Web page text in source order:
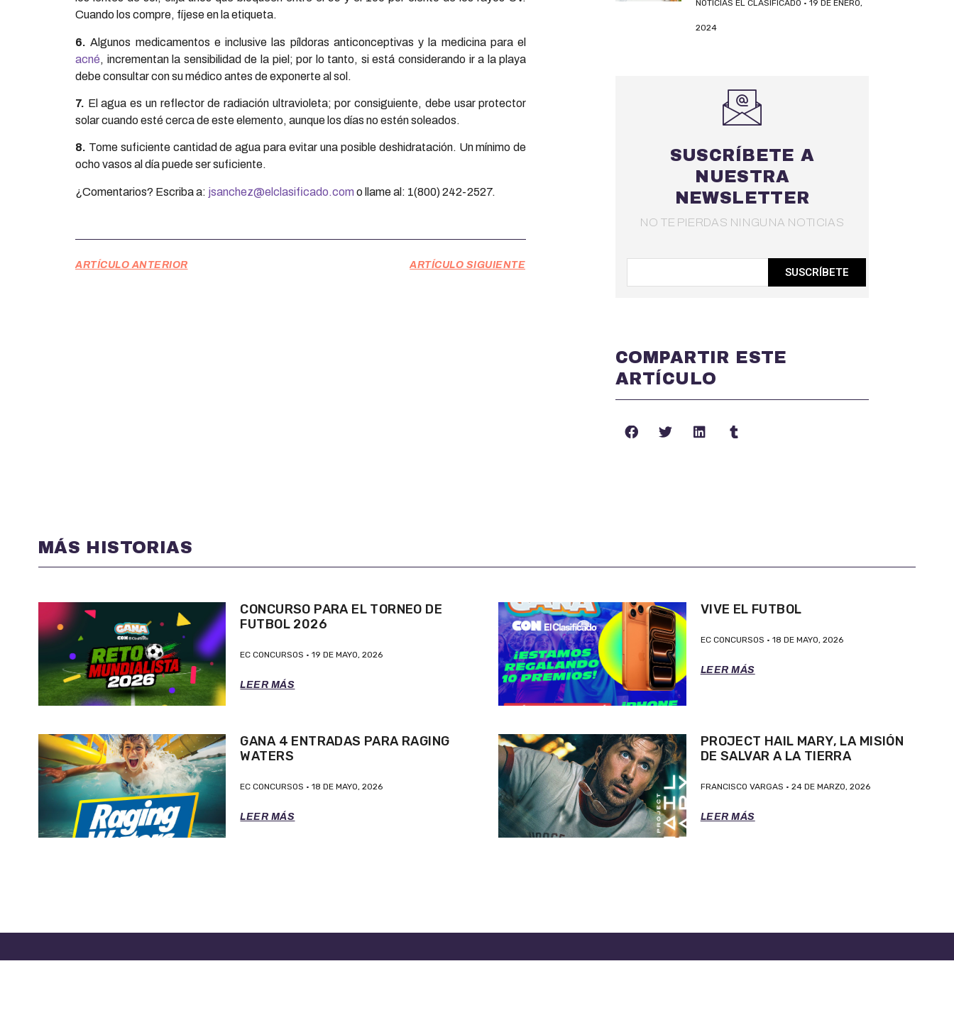
Cuando los compre, fíjese en la etiqueta.
6. Algunos medicamentos e inclusive las píldoras anticonceptivas y la medicina para el
acné, incrementan la sensibilidad de la piel; por lo tanto, si está considerando ir a la playa
debe consultar con su médico antes de exponerte al sol.
7. El agua es un reflector de radiación ultravioleta; por consiguiente, debe usar protector
solar cuando esté cerca de este elemento, aunque los días no estén soleados.
8. Tome suficiente cantidad de agua para evitar una posible deshidratación. Un mínimo de
ocho vasos al día puede ser suficiente.
¿Comentarios? Escriba a: jsanchez@elclasificado.com o llame al: 1(800) 242-2527.
ARTÍCULO ANTERIOR ARTÍCULO SIGUIENTE
NOTICIAS EL CLASIFICADO 19 DE ENERO,
2024
SUSCRÍBETE A
NUESTRA
NEWSLETTER
NO TE PIERDAS NINGUNA NOTICIAS
SUSCRÍBETE
COMPARTIR ESTE
ARTÍCULO
MÁS HISTORIAS
CONCURSO PARA EL TORNEO DE
FUTBOL 2026
EC CONCURSOS 19 DE MAYO, 2026
LEER MÁS
VIVE EL FUTBOL
EC CONCURSOS 18 DE MAYO, 2026
LEER MÁS
GANA 4 ENTRADAS PARA RAGING
WATERS
EC CONCURSOS 18 DE MAYO, 2026
LEER MÁS
PROJECT HAIL MARY, LA MISIÓN
DE SALVAR A LA TIERRA
FRANCISCO VARGAS 24 DE MARZO, 2026
LEER MÁS